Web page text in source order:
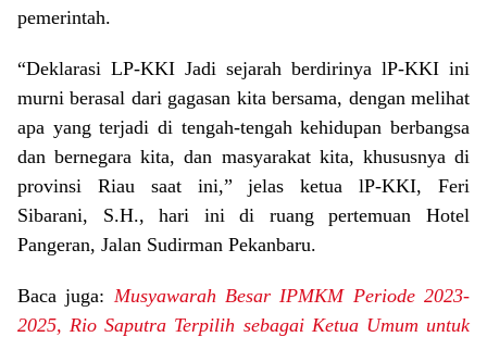
pemerintah.
“Deklarasi LP-KKI Jadi sejarah berdirinya lP-KKI ini
murni berasal dari gagasan kita bersama, dengan melihat
apa yang terjadi di tengah-tengah kehidupan berbangsa
dan bernegara kita, dan masyarakat kita, khususnya di
provinsi Riau saat ini,” jelas ketua lP-KKI, Feri
Sibarani, S.H., hari ini di ruang pertemuan Hotel
Pangeran, Jalan Sudirman Pekanbaru.
Baca juga: Musyawarah Besar IPMKM Periode 2023-
2025, Rio Saputra Terpilih sebagai Ketua Umum untuk